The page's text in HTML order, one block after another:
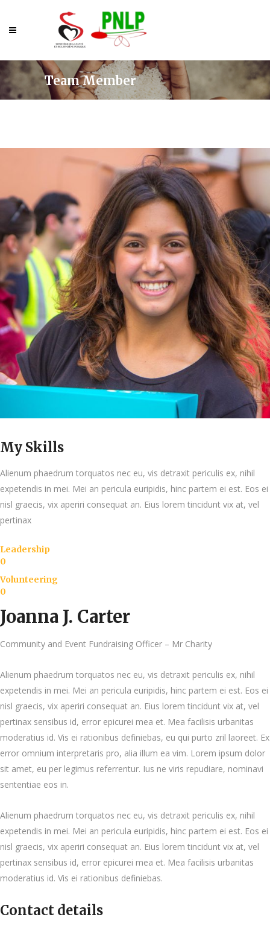
Team Member
My Skills
Alienum phaedrum torquatos nec eu, vis detraxit periculis ex, nihil
expetendis in mei. Mei an pericula euripidis, hinc partem ei est. Eos ei
nisl graecis, vix aperiri consequat an. Eius lorem tincidunt vix at, vel
pertinax
Leadership
0
Volunteering
0
Joanna J. Carter
Community and Event Fundraising Officer – Mr Charity
Alienum phaedrum torquatos nec eu, vis detraxit periculis ex, nihil
expetendis in mei. Mei an pericula euripidis, hinc partem ei est. Eos ei
nisl graecis, vix aperiri consequat an. Eius lorem tincidunt vix at, vel
pertinax sensibus id, error epicurei mea et. Mea facilisis urbanitas
moderatius id. Vis ei rationibus definiebas, eu qui purto zril laoreet. Ex
error omnium interpretaris pro, alia illum ea vim. Lorem ipsum dolor
sit amet, eu per legimus referrentur. Ius ne viris repudiare, nominavi
sententiae eos in.
Alienum phaedrum torquatos nec eu, vis detraxit periculis ex, nihil
expetendis in mei. Mei an pericula euripidis, hinc partem ei est. Eos ei
nisl graecis, vix aperiri consequat an. Eius lorem tincidunt vix at, vel
pertinax sensibus id, error epicurei mea et. Mea facilisis urbanitas
moderatius id. Vis ei rationibus definiebas.
Contact details